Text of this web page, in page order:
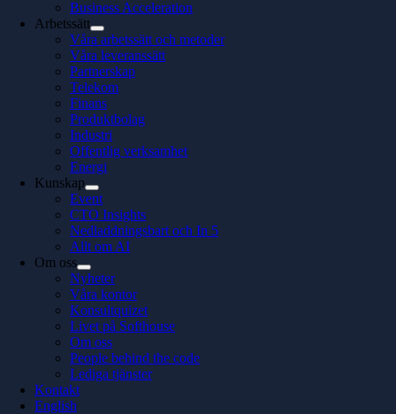
Business Acceleration
Arbetssätt
Våra arbetssätt och metoder
Våra leveranssätt
Partnerskap
Telekom
Finans
Produktbolag
Industri
Offentlig verksamhet
Energi
Kunskap
Event
CTO Insights
Nedladdningsbart och In 5
Allt om AI
Om oss
Nyheter
Våra kontor
Konsultquizet
Livet på Softhouse
Om oss
People behind the code
Lediga tjänster
Kontakt
English